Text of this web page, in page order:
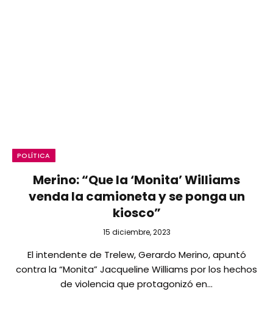
POLÍTICA
Merino: “Que la ‘Monita’ Williams
venda la camioneta y se ponga un
kiosco”
15 diciembre, 2023
El intendente de Trelew, Gerardo Merino, apuntó
contra la “Monita” Jacqueline Williams por los hechos
de violencia que protagonizó en…